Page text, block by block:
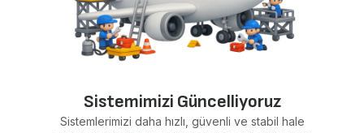
Sistemimizi Güncelliyoruz
Sistemlerimizi daha hızlı, güvenli ve stabil hale